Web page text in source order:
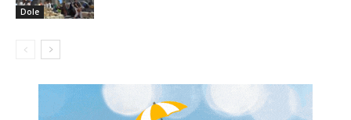
Dole